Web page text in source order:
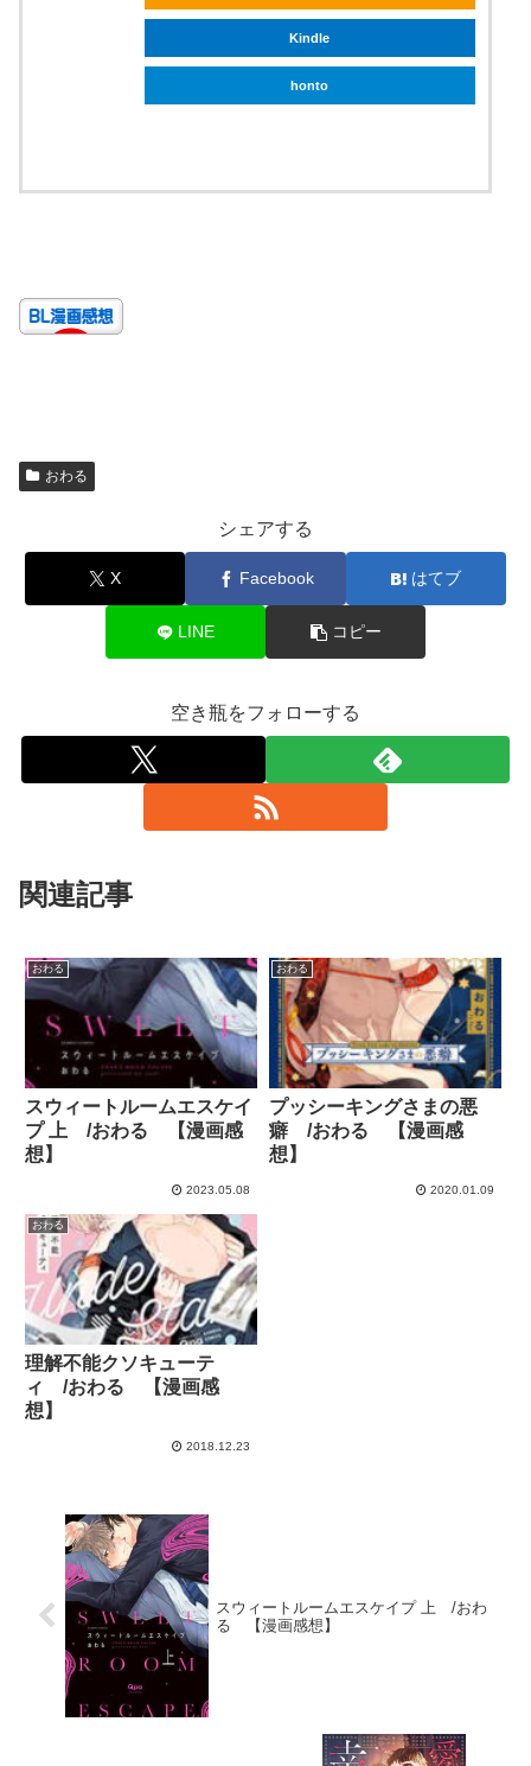
Kindle
honto
おわる
シェアする
X Facebook はてブ
LINE コピー
空き瓶をフォローする
関連記事
おわる
スウィートルームエスケイ
プ 上 /おわる 【漫画感
想】
2023.05.08
おわる
プッシーキングさまの悪
癖 /おわる 【漫画感
想】
2020.01.09
おわる
理解不能クソキューテ
ィ /おわる 【漫画感
想】
2018.12.23
スウィートルームエスケイプ 上 /おわ
る 【漫画感想】